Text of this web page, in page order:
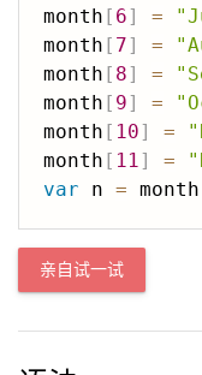
month [ 6] =
month [ 7] =
month [ 8] =
month [ 9] =
month [ 10] =
month [ 11] =
var n = month
亲自试一试